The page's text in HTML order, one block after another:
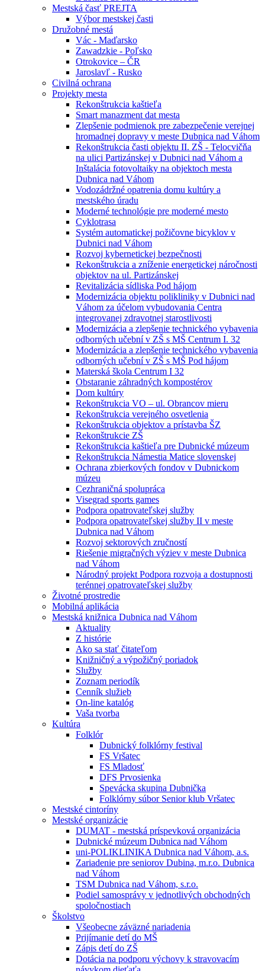
Mestská časť PREJTA
Výbor mestskej časti
Družobné mestá
Vác - Maďarsko
Zawadzkie - Poľsko
Otrokovice – ČR
Jaroslavľ - Rusko
Civilná ochrana
Projekty mesta
Rekonštrukcia kaštieľa
Smart manazment dat mesta
Zlepšenie podmienok pre zabezpečenie verejnej
hromadnej dopravy v meste Dubnica nad Váhom
Rekonštrukcia časti objektu II. ZŠ - Telocvičňa
na ulici Partizánskej v Dubnici nad Váhom a
Inštalácia fotovoltaiky na objektoch mesta
Dubnica nad Váhom
Vodozádržné opatrenia domu kultúry a
mestského úradu
Moderné technológie pre moderné mesto
Cyklotrasa
Systém automatickej požičovne bicyklov v
Dubnici nad Váhom
Rozvoj kybernetickej bezpečnosti
Rekonštrukcia a zníženie energetickej náročnosti
objektov na ul. Partizánskej
Revitalizácia sídliska Pod hájom
Modernizácia objektu polikliniky v Dubnici nad
Váhom za účelom vybudovania Centra
integrovanej zdravotnej starostlivosti
Modernizácia a zlepšenie technického vybavenia
odborných učební v ZŠ s MŠ Centrum I. 32
Modernizácia a zlepšenie technického vybavenia
odborných učební v ZŠ s MŠ Pod hájom
Materská škola Centrum I 32
Obstaranie záhradných kompostérov
Dom kultúry
Rekonštrukcia VO – ul. Obrancov mieru
Rekonštrukcia verejného osvetlenia
Rekonštrukcia objektov a prístavba ŠZ
Rekonštrukcie ZŠ
Rekonštrukcia kaštieľa pre Dubnické múzeum
Rekonštrukcia Námestia Matice slovenskej
Ochrana zbierkových fondov v Dubnickom
múzeu
Cezhraničná spolupráca
Visegrad sports games
Podpora opatrovateľskej služby
Podpora opatrovateľskej služby II v meste
Dubnica nad Váhom
Rozvoj sektorových zručností
Riešenie migračných výziev v meste Dubnica
nad Váhom
Národný projekt Podpora rozvoja a dostupnosti
terénnej opatrovateľskej služby
Životné prostredie
Mobilná aplikácia
Mestská knižnica Dubnica nad Váhom
Aktuality
Z histórie
Ako sa stať čitateľom
Knižničný a výpožičný poriadok
Služby
Zoznam periodík
Cenník služieb
On-line katalóg
Vaša tvorba
Kultúra
Folklór
Dubnický folklórny festival
FS Vršatec
FS Mladosť
DFS Prvosienka
Spevácka skupina Dubnička
Folklórny súbor Senior klub Vršatec
Mestské cintoríny
Mestské organizácie
DUMAT - mestská príspevková organizácia
Dubnické múzeum Dubnica nad Váhom
uni-POLIKLINIKA Dubnica nad Váhom, a.s.
Zariadenie pre seniorov Dubina, m.r.o. Dubnica
nad Váhom
TSM Dubnica nad Váhom, s.r.o.
Podiel samosprávy v jednotlivých obchodných
spoločnostiach
Školstvo
Všeobecne záväzné nariadenia
Prijímanie detí do MŠ
Zápis detí do ZŠ
Dotácia na podporu výchovy k stravovacím